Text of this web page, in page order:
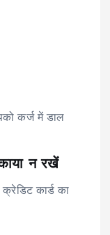
कर्ज में डाल
न रखें
कार्ड का